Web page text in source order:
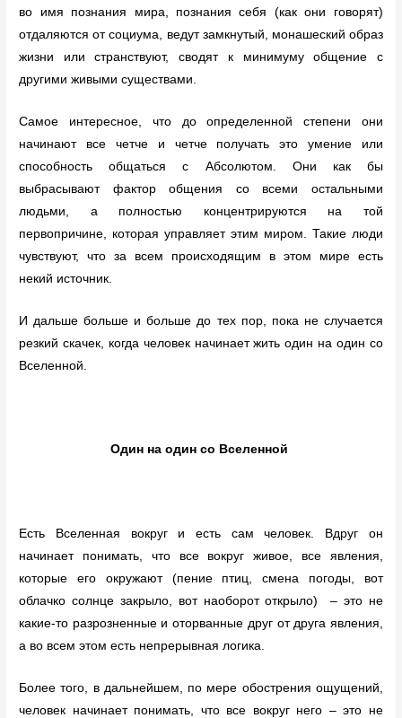
во имя познания мира, познания себя (как они говорят)
отдаляются от социума, ведут замкнутый, монашеский образ
жизни или странствуют, сводят к минимуму общение с
другими живыми существами.
Самое интересное, что до определенной степени они
начинают все четче и четче получать это умение или
способность общаться с Абсолютом. Они как бы
выбрасывают фактор общения со всеми остальными
людьми, а полностью концентрируются на той
первопричине, которая управляет этим миром. Такие люди
чувствуют, что за всем происходящим в этом мире есть
некий источник.
И дальше больше и больше до тех пор, пока не случается
резкий скачек, когда человек начинает жить один на один со
Вселенной.
Один на один со Вселенной
Есть Вселенная вокруг и есть сам человек. Вдруг он
начинает понимать, что все вокруг живое, все явления,
которые его окружают (пение птиц, смена погоды, вот
облачко солнце закрыло, вот наоборот открыло) – это не
какие-то разрозненные и оторванные друг от друга явления,
а во всем этом есть непрерывная логика.
Более того, в дальнейшем, по мере обострения ощущений,
человек начинает понимать, что все вокруг него – это не